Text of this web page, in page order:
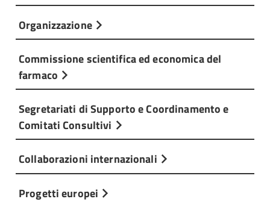
Organizzazione
Commissione scientifica ed economica del
farmaco
Segretariati di Supporto e Coordinamento e
Comitati Consultivi
Collaborazioni internazionali
Progetti europei